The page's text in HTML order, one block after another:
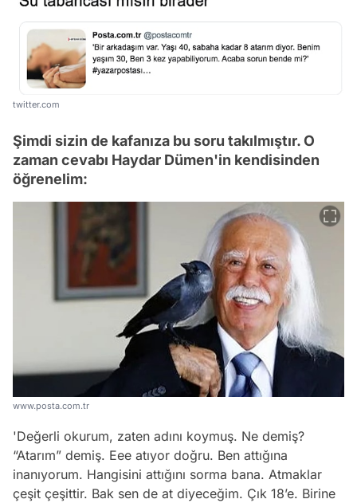
twitter.com
Şimdi sizin de kafanıza bu soru takılmıştır. O
zaman cevabı Haydar Dümen'in kendisinden
öğrenelim:
www.posta.com.tr
'Değerli okurum, zaten adını koymuş. Ne demiş?
“Atarım” demiş. Eee atıyor doğru. Ben attığına
inanıyorum. Hangisini attığını sorma bana. Atmaklar
çeşit çeşittir. Bak sen de at diyeceğim. Çık 18’e. Birine